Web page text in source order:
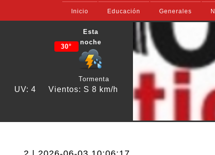
Inicio Educación Generales
30°
Esta
noche
Tormenta
UV: 4 Vientos: S 8 km/h